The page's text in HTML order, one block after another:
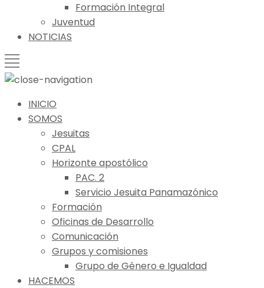
Formación Integral
Juventud
NOTICIAS
INICIO
SOMOS
Jesuitas
CPAL
Horizonte apostólico
PAC. 2
Servicio Jesuita Panamazónico
Formación
Oficinas de Desarrollo
Comunicación
Grupos y comisiones
Grupo de Género e Igualdad
HACEMOS